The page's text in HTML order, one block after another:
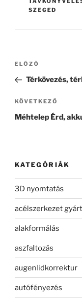
SZEGED
Bejegyzés
Korábbi
bejegyzés
ELŐZŐ
Térkövezés,
Következő
bejegyzés
KÖVETKEZŐ
Méhtelep Érd,
KATEGÓRIÁK
3D nyomtatás
acélszerkezet
alakformálás
aszfaltozás
augenlidkorrektur
autófényezés